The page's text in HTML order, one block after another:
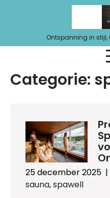
Ontspanning in stijl,
Categorie:
25 december 2025 |
sauna,spawell